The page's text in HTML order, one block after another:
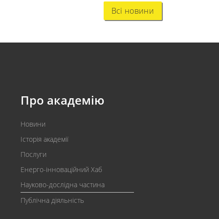
Всі новини
Про академію
Новини
Історія академії
Послуги
Енерго-інноваційний Хаб
Науково-дослідна частина
Публічна діяльність